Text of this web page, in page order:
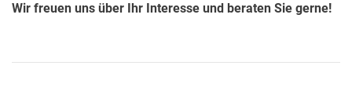
Wir freuen uns über Ihr Interesse und beraten Sie gerne!